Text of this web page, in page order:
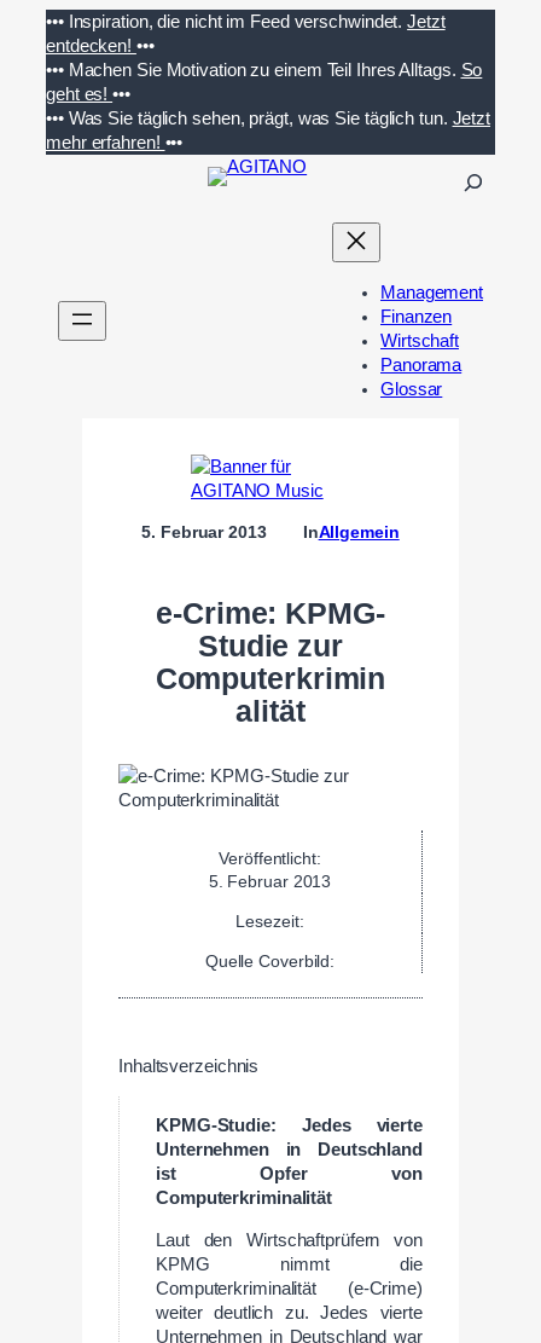
Inhalt
springen
••• Inspiration, die nicht im Feed verschwindet. Jetzt
entdecken! •••
••• Machen Sie Motivation zu einem Teil Ihres Alltags. So
geht es!•••
••• Was Sie täglich sehen, prägt, was Sie täglich tun. Jetzt
mehr erfahren! •••
n
Management
Finanzen
Wirtschaft
Panorama
Glossar
5. Februar 2013 InAllgemein
e-Crime: KPMG-
Studie zur
Computerkrimin
alität
Veröffentlicht:
5. Februar 2013
Lesezeit:
Quelle Coverbild:
Inhaltsverzeichnis
KPMG-Studie: Jedes vierte
Unternehmen in Deutschland
ist Opfer von
Computerkriminalität
Laut den Wirtschaftprüfern von
KPMG nimmt die
Computerkriminalität (e-Crime)
weiter deutlich zu. Jedes vierte
Unternehmen in Deutschland war